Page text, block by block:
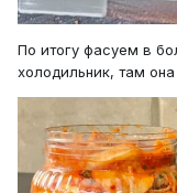
По итогу фасуем в
холодильник, там